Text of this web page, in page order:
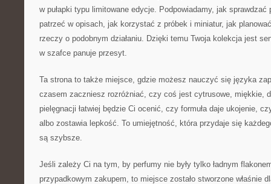
w pułapki typu limitowane edycje. Podpowiadamy, jak
patrzeć w opisach, jak korzystać z próbek i miniatur, jak
rzeczy o podobnym działaniu. Dzięki temu Twoja kolekcja jest
w szafce panuje przesyt.
Ta strona to także miejsce, gdzie możesz nauczyć się języka
czasem zaczniesz rozróżniać, czy coś jest cytrusowe, miękkie,
pielęgnacji łatwiej będzie Ci ocenić, czy formuła daje ukojenie,
albo zostawia lepkość. To umiejętność, która przydaje się
są szybsze.
Jeśli zależy Ci na tym, by perfumy nie były tylko ładnym
przypadkowym zakupem, to miejsce zostało stworzone właśnie